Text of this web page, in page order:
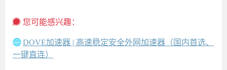
您可能感兴趣：
DOVE加速器 | 高速稳定安全外网加速器（国内首选、
一键直连）